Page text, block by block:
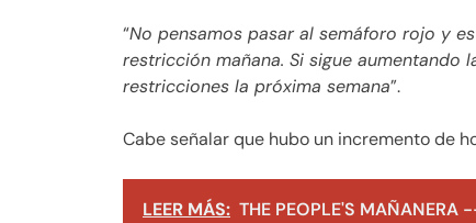
“No pensamos pasar al semáforo rojo y
restricción mañana. Si sigue aumentando
restricciones la próxima semana”.
Cabe señalar que hubo un incremento de
LEER MÁS: THE PEOPLE'S MAÑANERA